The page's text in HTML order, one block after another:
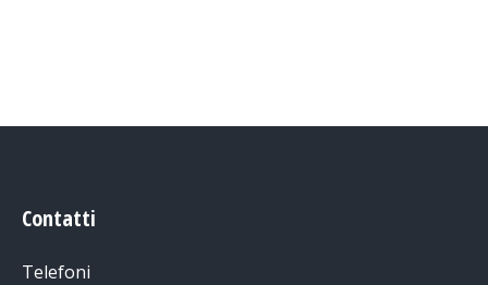
Contatti
Telefoni